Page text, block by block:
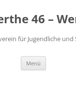
46 –
für Jugendliche und
Menü